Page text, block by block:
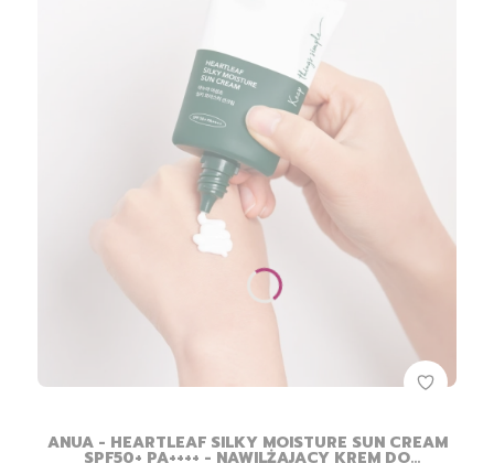
ANUA - HEARTLEAF SILKY MOISTURE SUN CREAM
SPF50+ PA++++ - NAWILŻAJĄCY KREM DO